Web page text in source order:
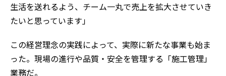
生活を送れるよう、チーム一丸で売上を拡大させていき
たいと思っています」
この経営理念の実践によって、実際に新たな事業も始ま
った。現場の進行や品質・安全を管理する「施工管理」
業務だ。